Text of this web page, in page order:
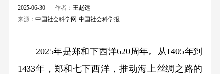
2025-06-30 作者： 王赵远
来源： 中国社会科学网-中国社会科学报
2025年是郑和下西洋620周年。从1405年到
1433年，郑和七下西洋，推动海上丝绸之路的